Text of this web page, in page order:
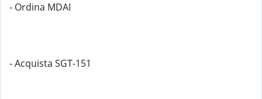
- Ordina MDAI
- Acquista SGT-151